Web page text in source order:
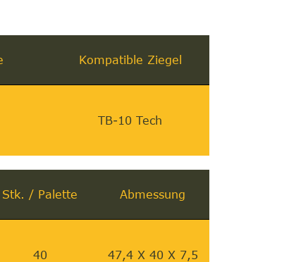
Kompatible Ziegel
TB-10 Tech
Stk. / Palette Abmessung
40 47,4 X 40 X 7,5